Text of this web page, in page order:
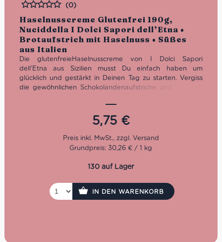
Haselnusscreme Glutenfrei 190g,
Nuciddella I Dolci Sapori dell’Etna •
Brotaufstrich mit Haselnuss • Süßes
aus Italien
Bewertet
(0)
Die glutenfreieHaselnusscreme von I Dolci Sapori
dell’Etna aus Sizilien musst Du einfach haben um
glücklich und gestärkt in Deinen Tag zu starten. Vergiss
die gewöhnlichen Schokolandenaufstriche und probiere
über 15 Jahren stellt I Dolci Sapori dell’Etna für Liebhaber
der sizilianischen Trockenfrüchteexzellente Produkte her.
Mit Sitz in Bronte, einer Stadt, die in der ganzen Welt für
ihre Pistazien bekannt ist, stellt das Unternehmen
selbstvertsandlich auch hervorragende Pistazien-
Süßwaren ohne Gluten her.
Ideal zum Frühstück, als Snack oder zum
Verfeinern von Desserts
5,75 €
Grundpreis: 30,26 € / 1 kg
130 auf Lager
IN DEN WARENKORB